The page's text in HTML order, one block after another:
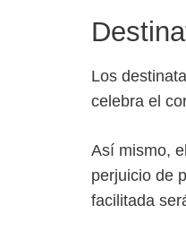
Los
celebra el
Así mismo,
perjuicio de
facilitada